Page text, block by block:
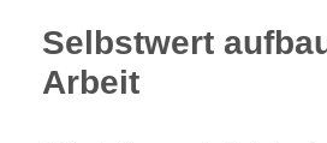
Selbstwert
Arbeit